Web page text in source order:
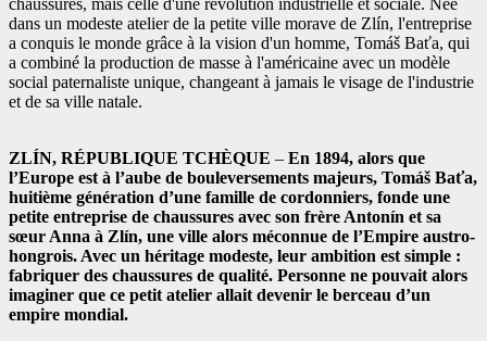
chaussures, mais celle d'une révolution industrielle et sociale. Née
dans un modeste atelier de la petite ville morave de Zlín, l'entreprise
a conquis le monde grâce à la vision d'un homme, Tomáš Baťa, qui
a combiné la production de masse à l'américaine avec un modèle
social paternaliste unique, changeant à jamais le visage de l'industrie
et de sa ville natale.
ZLÍN, RÉPUBLIQUE TCHÈQUE – En 1894, alors que
l’Europe est à l’aube de bouleversements majeurs, Tomáš Baťa,
huitième génération d’une famille de cordonniers, fonde une
petite entreprise de chaussures avec son frère Antonín et sa
sœur Anna à Zlín, une ville alors méconnue de l’Empire austro-
hongrois. Avec un héritage modeste, leur ambition est simple :
fabriquer des chaussures de qualité. Personne ne pouvait alors
imaginer que ce petit atelier allait devenir le berceau d’un
empire mondial.